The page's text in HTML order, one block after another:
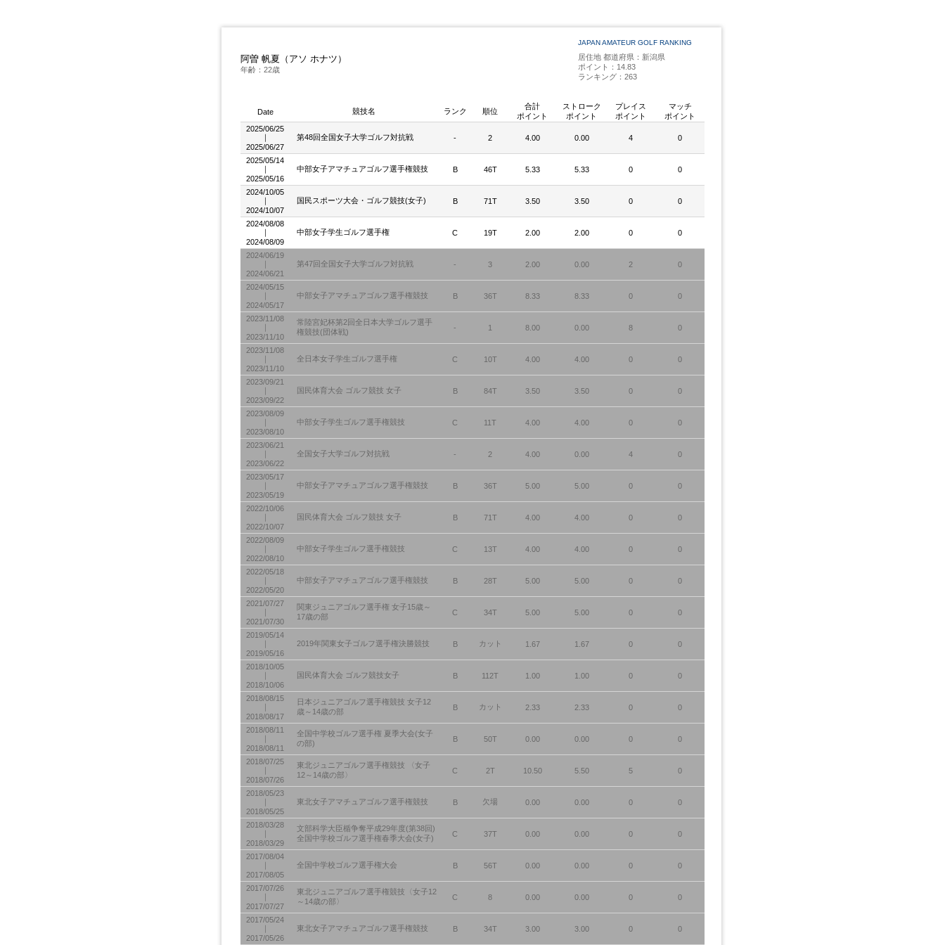
JAPAN AMATEUR GOLF RANKING
阿曽 帆夏（アソ ホナツ）
年齢：22歳
居住地 都道府県：新潟県
ポイント：14.83
ランキング：263
Date 競技名 ランク 順位
合計
ポイント
ストローク
ポイント
プレイス
ポイント
マッチ
ポイント
2025/06/25
｜
2025/06/27
第48回全国女子大学ゴルフ対抗戦 - 2 4.00 0.00 4 0
2025/05/14
｜
2025/05/16
中部女子アマチュアゴルフ選手権競技 B 46T 5.33 5.33 0 0
2024/10/05
｜
2024/10/07
国民スポーツ大会・ゴルフ競技(女子) B 71T 3.50 3.50 0 0
2024/08/08
｜
2024/08/09
中部女子学生ゴルフ選手権 C 19T 2.00 2.00 0 0
2024/06/19
｜
2024/06/21
第47回全国女子大学ゴルフ対抗戦 - 3 2.00 0.00 2 0
2024/05/15
｜
2024/05/17
中部女子アマチュアゴルフ選手権競技 B 36T 8.33 8.33 0 0
2023/11/08
｜
2023/11/10
常陸宮妃杯第2回全日本大学ゴルフ選手
権競技(団体戦)
- 1 8.00 0.00 8 0
2023/11/08
｜
2023/11/10
全日本女子学生ゴルフ選手権 C 10T 4.00 4.00 0 0
2023/09/21
｜
2023/09/22
国民体育大会 ゴルフ競技 女子 B 84T 3.50 3.50 0 0
2023/08/09
｜
2023/08/10
中部女子学生ゴルフ選手権競技 C 11T 4.00 4.00 0 0
2023/06/21
｜
2023/06/22
全国女子大学ゴルフ対抗戦 - 2 4.00 0.00 4 0
2023/05/17
｜
2023/05/19
中部女子アマチュアゴルフ選手権競技 B 36T 5.00 5.00 0 0
2022/10/06
｜
2022/10/07
国民体育大会 ゴルフ競技 女子 B 71T 4.00 4.00 0 0
2022/08/09
｜
2022/08/10
中部女子学生ゴルフ選手権競技 C 13T 4.00 4.00 0 0
2022/05/18
｜
2022/05/20
中部女子アマチュアゴルフ選手権競技 B 28T 5.00 5.00 0 0
2021/07/27
｜
2021/07/30
関東ジュニアゴルフ選手権 女子15歳～
17歳の部
C 34T 5.00 5.00 0 0
2019/05/14
｜
2019/05/16
2019年関東女子ゴルフ選手権決勝競技 B カット 1.67 1.67 0 0
2018/10/05
｜
2018/10/06
国民体育大会 ゴルフ競技女子 B 112T 1.00 1.00 0 0
2018/08/15
｜
2018/08/17
日本ジュニアゴルフ選手権競技 女子12
歳～14歳の部
B カット 2.33 2.33 0 0
2018/08/11
｜
2018/08/11
全国中学校ゴルフ選手権 夏季大会(女子
の部)
B 50T 0.00 0.00 0 0
2018/07/25
｜
2018/07/26
東北ジュニアゴルフ選手権競技 〈女子
12～14歳の部〉
C 2T 10.50 5.50 5 0
2018/05/23
｜
2018/05/25
東北女子アマチュアゴルフ選手権競技 B 欠場 0.00 0.00 0 0
2018/03/28
｜
2018/03/29
文部科学大臣楯争奪平成29年度(第38回)
全国中学校ゴルフ選手権春季大会(女子)
C 37T 0.00 0.00 0 0
2017/08/04
｜
2017/08/05
全国中学校ゴルフ選手権大会 B 56T 0.00 0.00 0 0
2017/07/26
｜
2017/07/27
東北ジュニアゴルフ選手権競技〈女子12
～14歳の部〉
C 8 0.00 0.00 0 0
2017/05/24
｜
2017/05/26
東北女子アマチュアゴルフ選手権競技 B 34T 3.00 3.00 0 0